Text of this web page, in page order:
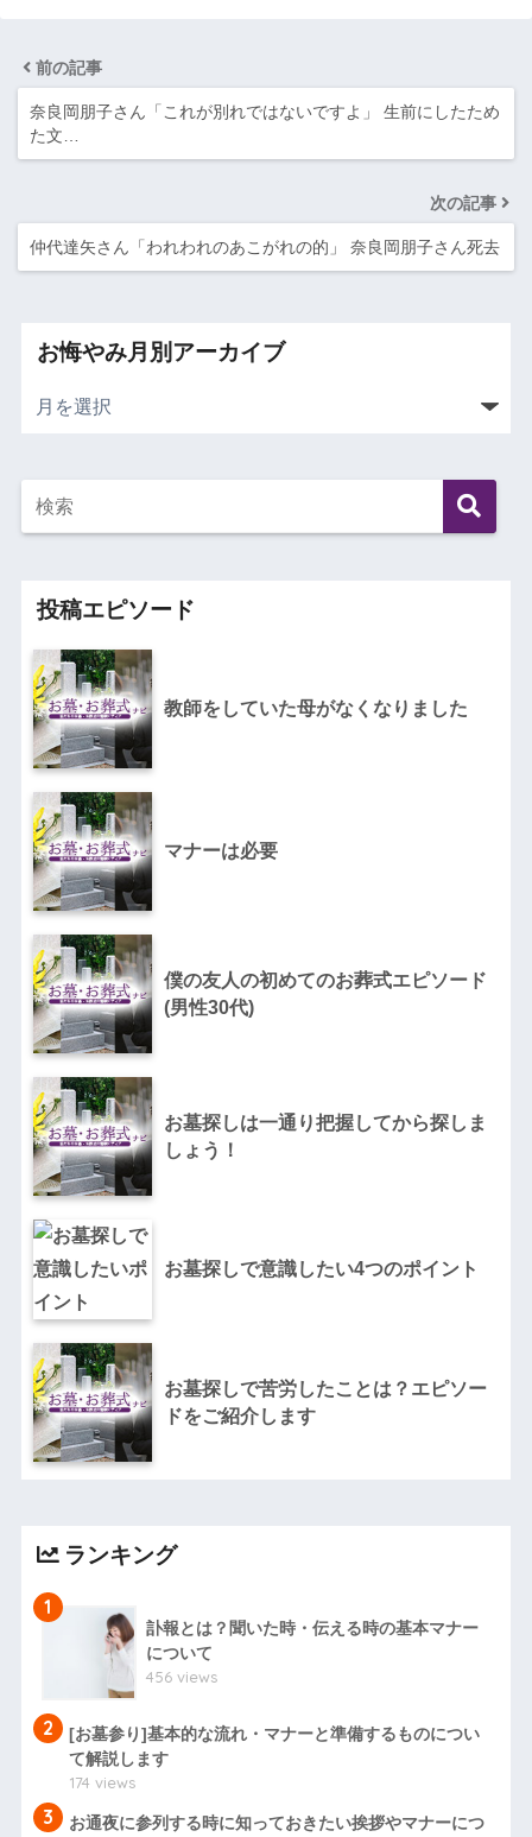
前の記事
奈良岡朋子さん「これが別れではないですよ」 生前にしたため
た文…
次の記事
仲代達矢さん「われわれのあこがれの的」 奈良岡朋子さん死去
お悔やみ月別アーカイブ
投稿エピソード
教師をしていた母がなくなりました
マナーは必要
僕の友人の初めてのお葬式エピソード
(男性30代)
お墓探しは一通り把握してから探しま
しょう！
お墓探しで意識したい4つのポイント
お墓探しで苦労したことは？エピソー
ドをご紹介します
ランキング
1
訃報とは？聞いた時・伝える時の基本マナー
について
456 views
2
[お墓参り]基本的な流れ・マナーと準備するものについ
て解説します
174 views
3 お通夜に参列する時に知っておきたい挨拶やマナーにつ